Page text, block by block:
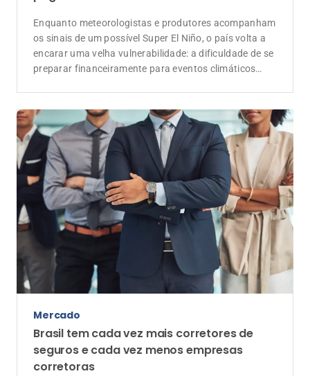
Enquanto meteorologistas e produtores acompanham
os sinais de um possível Super El Niño, o país volta a
encarar uma velha vulnerabilidade: a dificuldade de se
preparar financeiramente para eventos climáticos
Mercado
Brasil tem cada vez mais corretores de
seguros e cada vez menos empresas
corretoras